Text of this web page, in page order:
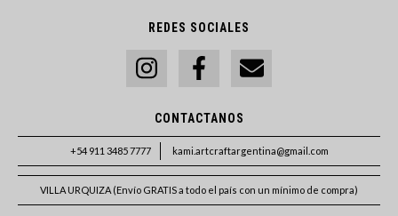
REDES SOCIALES
CONTACTANOS
+54 911 3485 7777 kami.artcraftargentina@gmail.com
VILLA URQUIZA (Envío GRATIS a todo el país con un mínimo de compra)